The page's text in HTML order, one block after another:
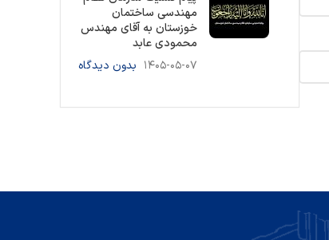
مهندسی ساختمان
خوزستان به آقای مهندس
محمودی عابد
۱۴۰۵-۰۵-۰۷ بدون دیدگاه